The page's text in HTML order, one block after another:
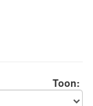
Toon: